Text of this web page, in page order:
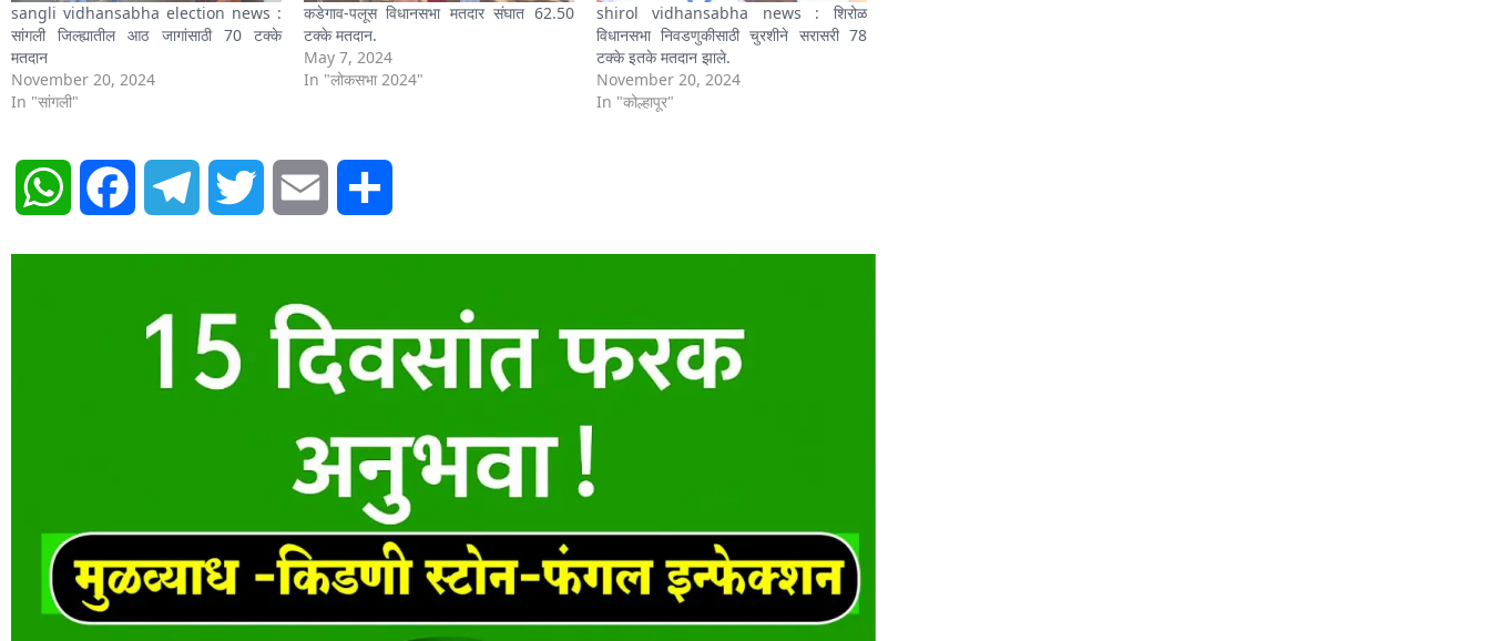
sangli vidhansabha election news :
सांगली जिल्ह्यातील आठ जागांसाठी 70 टक्के
मतदान
November 20, 2024
In "सांगली"
कडेगाव-पलूस विधानसभा मतदार संघात 62.50
टक्के मतदान.
May 7, 2024
In "लोकसभा 2024"
shirol vidhansabha news : शिरोळ
विधानसभा निवडणुकीसाठी चुरशीने सरासरी 78
टक्के इतके मतदान झाले.
November 20, 2024
In "कोल्हापूर"
WhatsAppFacebook Telegram Twitter Email